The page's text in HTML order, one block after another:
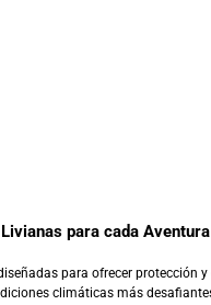
para cada Aventura
para ofrecer protección
climáticas más